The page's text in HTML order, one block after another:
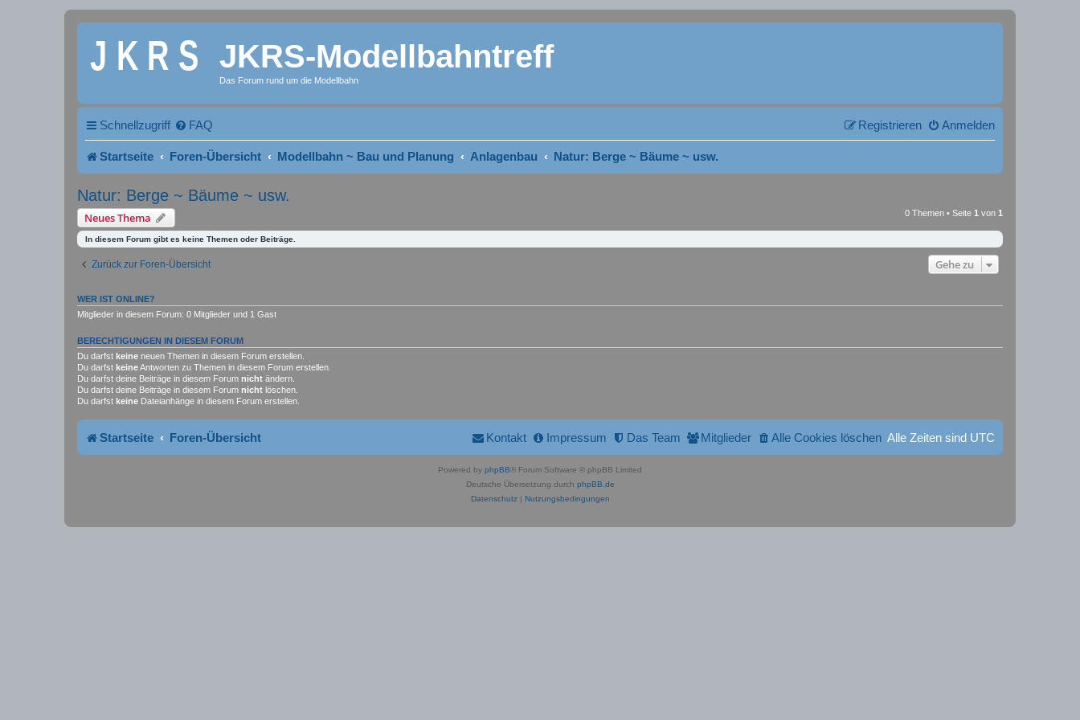
JKRS-Modellbahntreff
Das Forum rund um die Modellbahn
Schnellzugriff FAQ Anmelden
Registrieren
Startseite Foren-Übersicht Modellbahn ~ Bau und Planung Anlagenbau Natur: Berge ~ Bäume ~ usw.
Natur: Berge ~ Bäume ~ usw.
Neues Thema 0 Themen • Seite 1 von 1
In diesem Forum gibt es keine Themen oder Beiträge.
Zurück zur Foren-Übersicht Gehe zu
WER IST ONLINE?
Mitglieder in diesem Forum: 0 Mitglieder und 1 Gast
BERECHTIGUNGEN IN DIESEM FORUM
Du darfst keine neuen Themen in diesem Forum erstellen.
Du darfst keineAntworten zu Themen in diesem Forum erstellen.
Du darfst deine Beiträge in diesem Forum nicht ändern.
Du darfst deine Beiträge in diesem Forum nicht löschen.
Du darfst keine Dateianhänge in diesem Forum erstellen.
Startseite Foren-Übersicht Alle Zeiten sind UTC
Alle Cookies löschen
Mitglieder
Das Team
Impressum
Kontakt
Powered by phpBB® Forum Software © phpBB Limited
Deutsche Übersetzung durch phpBB.de
Datenschutz| Nutzungsbedingungen